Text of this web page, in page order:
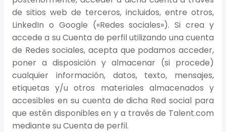
de sitios web de terceros, incluidos, entre otros,
LinkedIn o Google («Redes sociales»). Si crea y
accede a su Cuenta de perfil utilizando una cuenta
de Redes sociales, acepta que podamos acceder,
poner a disposición y almacenar (si procede)
cualquier información, datos, texto, mensajes,
etiquetas y/u otros materiales almacenados y
accesibles en su cuenta de dicha Red social para
que estén disponibles en y a través de Talent.com
mediante su Cuenta de perfil.